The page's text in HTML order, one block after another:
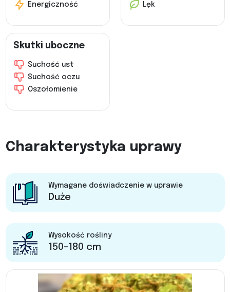
Energiczność
Lęk
Skutki uboczne
Suchość ust
Suchość oczu
Oszołomienie
Charakterystyka uprawy
Wymagane doświadczenie w uprawie
Duże
Wysokość rośliny
150-180 cm